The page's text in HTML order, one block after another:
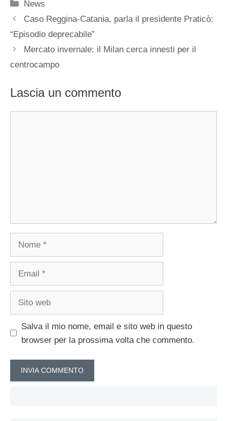
Categorie
News
Caso Reggina-Catania, parla il presidente Praticò:
“Episodio deprecabile”
Mercato invernale: il Milan cerca innesti per il
centrocampo
Lascia un commento
Nome
Email
Sito
Salva il mio nome, email e sito web in questo
browser per la prossima volta che commento.